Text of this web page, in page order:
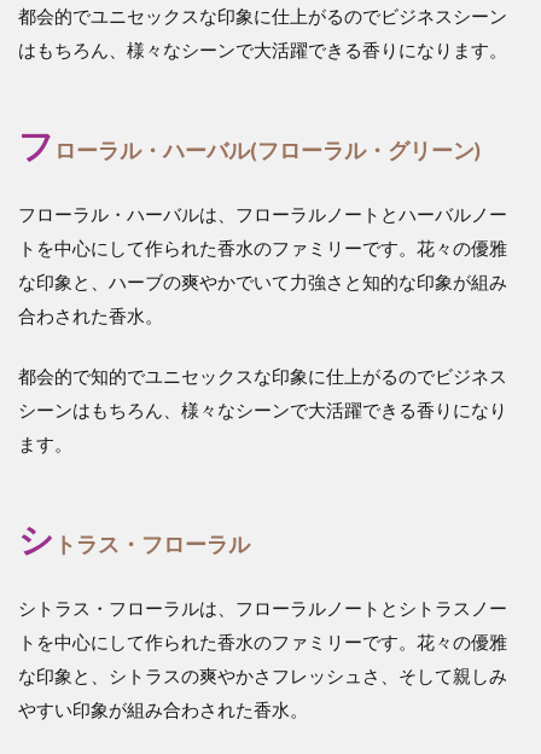
都会的でユニセックスな印象に仕上がるのでビジネスシーン
はもちろん、様々なシーンで大活躍できる香りになります。
フ ローラル・ハーバル(フローラル・グリーン)
フローラル・ハーバルは、フローラルノートとハーバルノー
トを中心にして作られた香水のファミリーです。花々の優雅
な印象と、ハーブの爽やかでいて力強さと知的な印象が組み
合わされた香水。
都会的で知的でユニセックスな印象に仕上がるのでビジネス
シーンはもちろん、様々なシーンで大活躍できる香りになり
ます。
シ トラス・フローラル
シトラス・フローラルは、フローラルノートとシトラスノー
トを中心にして作られた香水のファミリーです。花々の優雅
な印象と、シトラスの爽やかさフレッシュさ、そして親しみ
やすい印象が組み合わされた香水。